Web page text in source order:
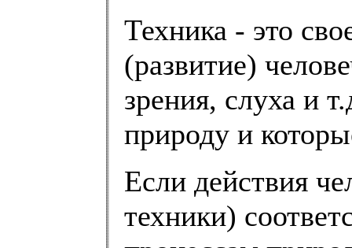
Техника - это
(развитие)
зрения, слуха и
природу и
Если действия
техники)